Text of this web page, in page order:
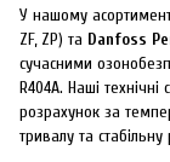
У нашому
ZF, ZP) та Danfoss
сучасними
R404A. Наші
розрахунок за
тривалу та